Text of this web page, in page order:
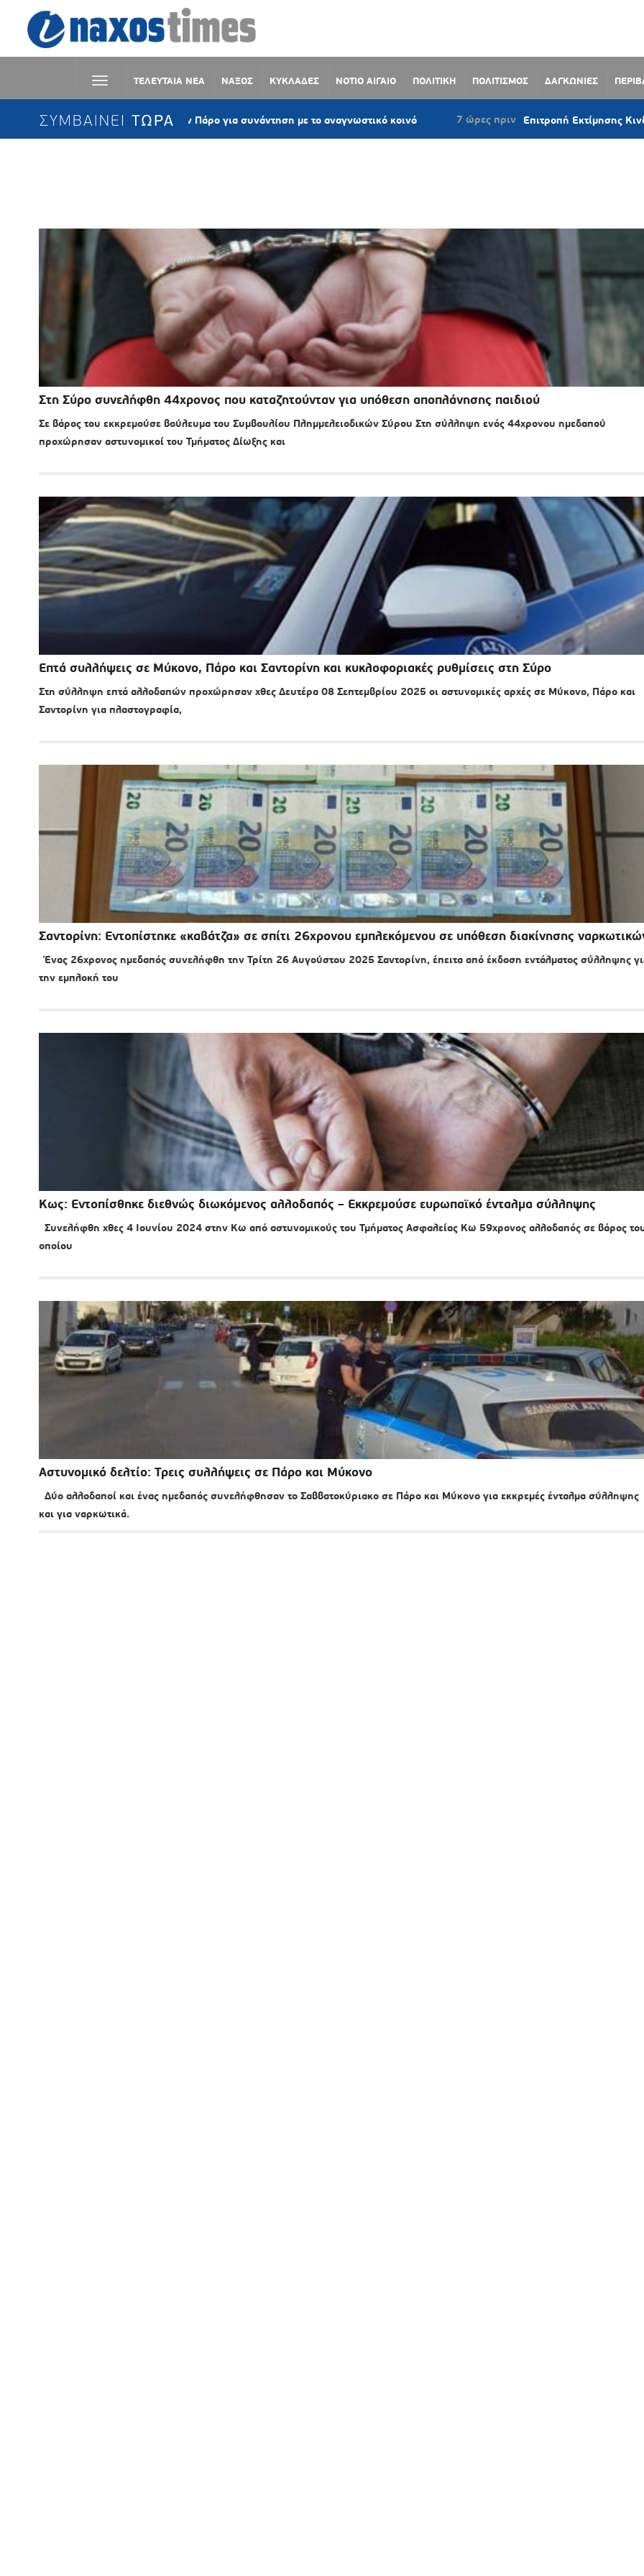
ΤΕΛΕΥΤΑΙΑ ΝΕΑ ΝΑΞΟΣ ΚΥΚΛΑΔΕΣ ΝΟΤΙΟ ΑΙΓΑΙΟ ΠΟΛΙΤΙΚΗ ΠΟΛΙΤΙΣΜΟΣ ΔΑΓΚΩΝΙΕΣ
ΣΥΜΒΑΙΝΕΙ ΤΩΡΑ
Ο Μάκης Τσίτας στην Πάρο για συνάντηση με το αναγνωστικό κοινό 7 ώρες πριν Επιτροπή Εκτίμησης Κινδύνου: Σε
Στη Σύρο συνελήφθη 44χρονος που καταζητούνταν για υπόθεση αποπλάνησης παιδιού
Σε βάρος του εκκρεμούσε βούλευμα του Συμβουλίου Πλημμελειοδικών Σύρου Στη σύλληψη ενός 44χρονου ημεδαπού
προχώρησαν αστυνομικοί του Τμήματος Δίωξης και
Επτά συλλήψεις σε Μύκονο, Πάρο και Σαντορίνη και κυκλοφοριακές ρυθμίσεις στη Σύρο
Στη σύλληψη επτά αλλοδαπών προχώρησαν χθες Δευτέρα 08 Σεπτεμβρίου 2025 οι αστυνομικές αρχές σε Μύκονο, Πάρο και
Σαντορίνη για πλαστογραφία,
Σαντορίνη: Εντοπίστηκε «καβάτζα» σε σπίτι 26χρονου εμπλεκόμενου σε υπόθεση διακίνησης
Ένας 26χρονος ημεδαπός συνελήφθη την Τρίτη 26 Αυγούστου 2025 Σαντορίνη, έπειτα από έκδοση εντάλματος σύλληψης
την εμπλοκή του
Κως: Εντοπίσθηκε διεθνώς διωκόμενος αλλοδαπός – Εκκρεμούσε ευρωπαϊκό ένταλμα σύλληψης
Συνελήφθη χθες 4 Ιουνίου 2024 στην Κω από αστυνομικούς του Τμήματος Ασφαλείας Κω 59χρονος αλλοδαπός σε βάρος
οποίου
Αστυνομικό δελτίο: Τρεις συλλήψεις σε Πάρο και Μύκονο
Δύο αλλοδαποί και ένας ημεδαπός συνελήφθησαν το Σαββατοκύριακο σε Πάρο και Μύκονο για εκκρεμές ένταλμα σύλληψης
και για ναρκωτικά.